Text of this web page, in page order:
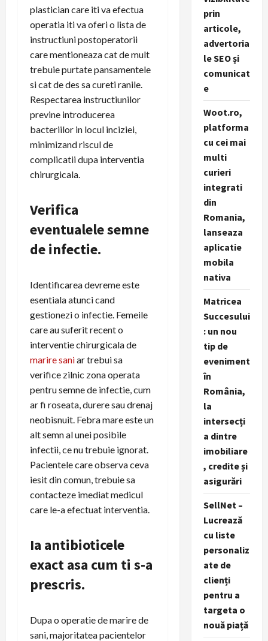
plastician care iti va efectua
operatia iti va oferi o lista de
instructiuni postoperatorii
care mentioneaza cat de mult
trebuie purtate pansamentele
si cat de des sa cureti ranile.
Respectarea instructiunilor
previne introducerea
bacteriilor in locul inciziei,
minimizand riscul de
complicatii dupa interventia
chirurgicala.
Verifica
eventualele semne
de infectie.
Identificarea devreme este
esentiala atunci cand
gestionezi o infectie. Femeile
care au suferit recent o
interventie chirurgicala de
marire saniar trebui sa
verifice zilnic zona operata
pentru semne de infectie, cum
ar fi roseata, durere sau drenaj
neobisnuit. Febra mare este un
alt semn al unei posibile
infectii, ce nu trebuie ignorat.
Pacientele care observa ceva
iesit din comun, trebuie sa
contacteze imediat medicul
care le-a efectuat interventia.
Ia antibioticele
exact asa cum ti s-a
prescris.
Dupa o operatie de marire de
sani, majoritatea pacientelor
prin
articole,
advertoria
le SEO și
comunicat
e
Woot.ro,
platforma
cu cei mai
multi
curieri
integrati
din
Romania,
lanseaza
aplicatie
mobila
nativa
Matricea
Succesului
: un nou
tip de
eveniment
în
România,
la
intersecți
a dintre
imobiliare
, credite și
asigurări
SellNet –
Lucrează
cu liste
personaliz
ate de
clienți
pentru a
targeta o
nouă piață